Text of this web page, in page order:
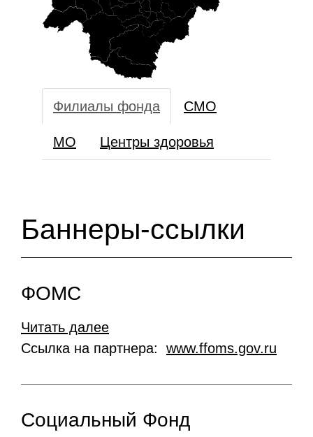
Филиалы фонда СМО
МО Центры здоровья
Баннеры-ссылки
ФОМС
Читать далее
Ссылка на партнера: www.ffoms.gov.ru
Социальный Фонд